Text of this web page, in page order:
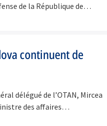
de la République de…
continuent de
délégué de l’OTAN, Mircea
des affaires…